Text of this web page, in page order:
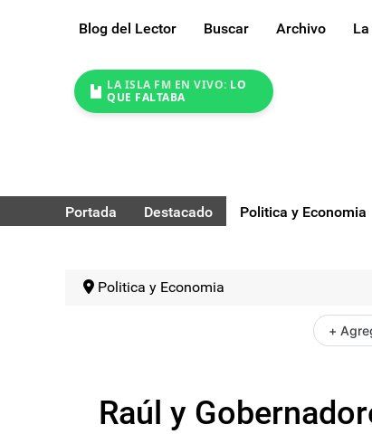
Blog del Lector Buscar Archivo
LA ISLA FM EN VIVO: LO
QUE FALTABA
Portada Destacado Politica y Economia
Politica y Economia
+
Raúl y